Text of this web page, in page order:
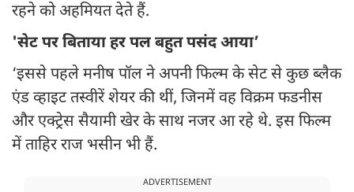
रहने को अहमियत देते हैं.
'सेट पर बिताया हर पल बहुत पसंद आया’
‘इससे पहले मनीष पॉल ने अपनी फिल्म के सेट से कुछ ब्लैक
एंड व्हाइट तस्वीरें शेयर की थीं, जिनमें वह विक्रम फडनीस
और एक्ट्रेस सैयामी खेर के साथ नजर आ रहे थे. इस फिल्म
में ताहिर राज भसीन भी हैं.
ADVERTISEMENT